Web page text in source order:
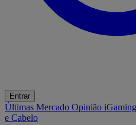
Entrar
Últimas Mercado Opinião
e Cabelo